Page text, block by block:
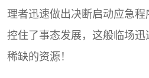
理者迅速做出决断启动应急
控住了事态发展，这般临场
稀缺的资源！